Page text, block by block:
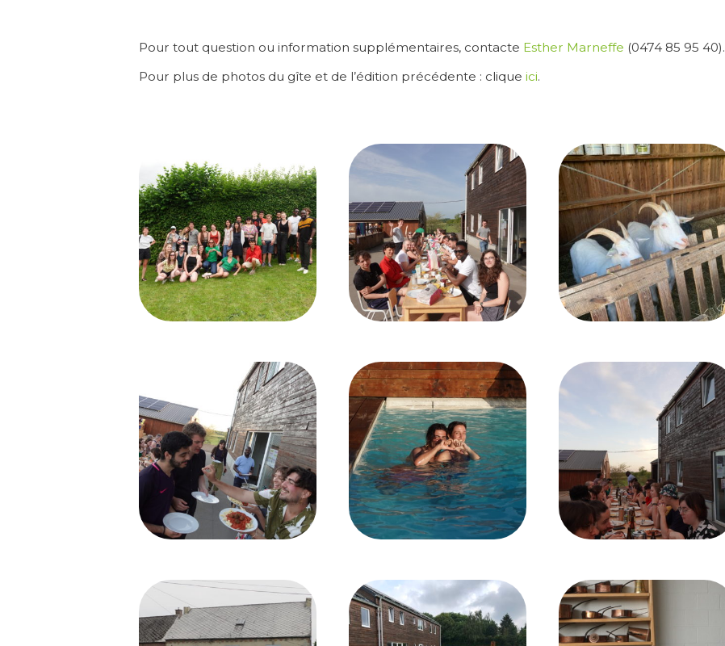
Pour tout question ou information supplémentaires, contacte Esther Marneffe (0474 85 95 40).
Pour plus de photos du gîte et de l’édition précédente : clique ici.